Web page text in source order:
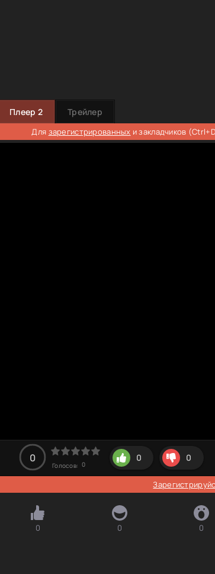
Плеер 2 Трейлер
Для зарегистрированных и закладчиков
0
Голосов: 0
0 0
0 0 0